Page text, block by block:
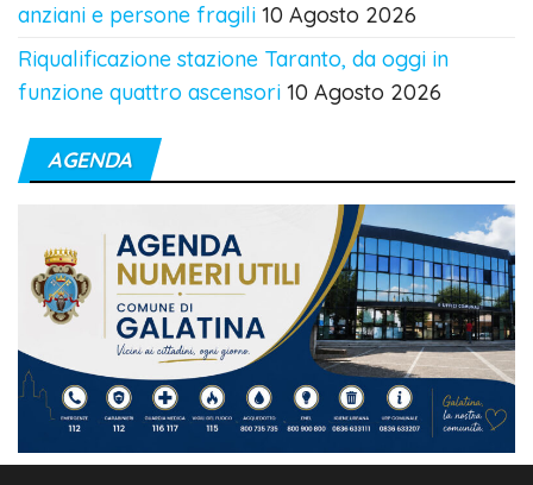
anziani e persone fragili 10 Agosto 2026
Riqualificazione stazione Taranto, da oggi in
funzione quattro ascensori 10 Agosto 2026
AGENDA